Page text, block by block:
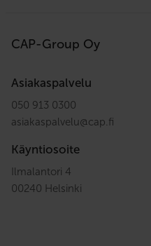
CAP-Group Oy
Asiakaspalvelu
050 913 0300
asiakaspalvelu@cap.fi
Käyntiosoite
Ilmalantori 4
00240 Helsinki